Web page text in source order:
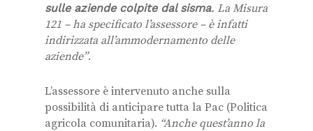
sulle aziende colpite dal sisma. La Misura
121 – ha specificato l’assessore – è infatti
indirizzata all’ammodernamento delle
aziende”.
L’assessore è intervenuto anche sulla
possibilità di anticipare tutta la Pac (Politica
agricola comunitaria). “Anche quest’anno la